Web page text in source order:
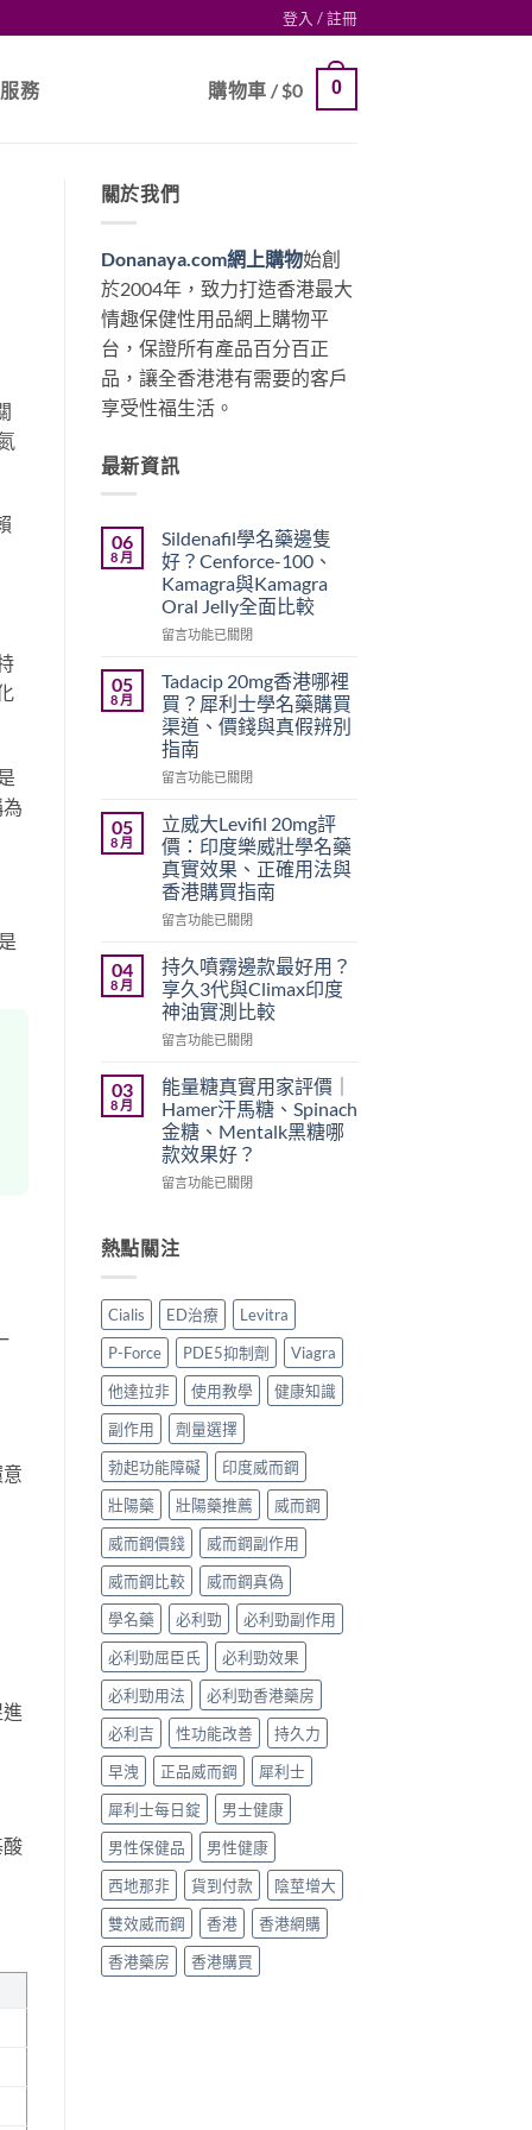
登入 / 註冊
務 購物車 /$0 0
關於我們
Donanaya.com網上購物始創
於2004年，致力打造香港最大
情趣保健性用品網上購物平
台，保證所有產品百分百正
品，讓全香港港有需要的客戶
享受性福生活。
最新資訊
06
8 月
Sildenafil學名藥邊隻
好？Cenforce-100、
Kamagra與Kamagra
Oral Jelly全面比較
在
學
名
藥
邊
隻
好？
100、
Kamagra
與
Kamagra
Oral
Jelly
面
比
較〉
中
留言功能已關閉
05
8 月
Tadacip 20mg香港哪裡
買？犀利士學名藥購買
渠道、價錢與真假辨別
指南
在
20mg
香
港
哪
裡
買？
利
士
學
名
藥
買
渠
道、
價
錢
與
辨
別
南〉
中
留言功能已關閉
05
8 月
立威大Levifil 20mg評
價：印度樂威壯學名藥
真實效果、正確用法與
香港購買指南
在
威
大
Levifil
20mg
評
印
度
樂
威
壯
學
真
實
果、
正
確
用
法
與
港
購
買
南〉
中
留言功能已關閉
04
8 月
持久噴霧邊款最好用？
享久3代與Climax印度
神油實測比較
在
久
噴
霧
邊
款
最
享
久
代
與
Climax
印
度
神
實
測
比
較〉
中
留言功能已關閉
03
8 月
能量糖真實用家評價｜
Hamer汗馬糖、Spinach
金糖、Mentalk黑糖哪
款效果好？
在
糖
真
用
家
評
價
｜
Hamer
馬
糖、
Spinach
糖、
Mentalk
黑
糖
哪
效
果
好？〉
中
留言功能已關閉
熱點關注
Cialis ED治療
Levitra
P-Force
PDE5抑制劑
Viagra
他達拉非
使用教學
健康知識
副作用
劑量選擇
勃起功能障礙
印度威而鋼
壯陽藥
壯陽藥推薦
威而鋼
威而鋼價錢
威而鋼副作用
威而鋼比較
威而鋼真偽
學名藥
必利勁
必利勁副作用
必利勁屈臣氏
必利勁效果
必利勁用法
必利勁香港藥房
必利吉
性功能改善
持久力
早洩
正品威而鋼
犀利士
犀利士每日錠
男士健康
男性保健品
男性健康
西地那非
貨到付款
陰莖增大
雙效威而鋼
香港
香港網購
香港藥房
香港購買